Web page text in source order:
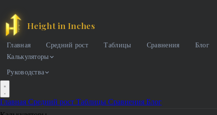
Height in Inches
Главная Средний рост Таблицы Сравнения
Блог
Калькуляторы
Руководства
Главная Средний рост Таблицы Сравнения Блог